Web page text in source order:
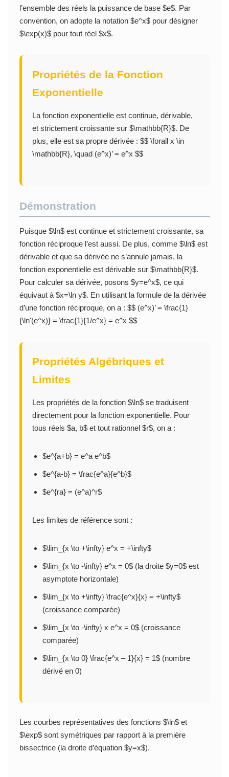
l’ensemble des réels la puissance de base $e$. Par
convention, on adopte la notation $e^x$ pour désigner
$\exp(x)$ pour tout réel $x$.
Propriétés de la Fonction
Exponentielle
La fonction exponentielle est continue, dérivable,
et strictement croissante sur $\mathbb{R}$. De
plus, elle est sa propre dérivée : $$ \forall x \in
\mathbb{R}, \quad (e^x)’ = e^x $$
Démonstration
Puisque $\ln$ est continue et strictement croissante, sa
fonction réciproque l’est aussi. De plus, comme $\ln$ est
dérivable et que sa dérivée ne s’annule jamais, la
fonction exponentielle est dérivable sur $\mathbb{R}$.
Pour calculer sa dérivée, posons $y=e^x$, ce qui
équivaut à $x=\ln y$. En utilisant la formule de la dérivée
d’une fonction réciproque, on a : $$ (e^x)’ = \frac{1}
{\ln'(e^x)} = \frac{1}{1/e^x} = e^x $$
Propriétés Algébriques et
Limites
Les propriétés de la fonction $\ln$ se traduisent
directement pour la fonction exponentielle. Pour
tous réels $a, b$ et tout rationnel $r$, on a :
$e^{a+b} = e^a e^b$
$e^{a-b} = \frac{e^a}{e^b}$
$e^{ra} = (e^a)^r$
Les limites de référence sont :
$\lim_{x \to +\infty} e^x = +\infty$
$\lim_{x \to -\infty} e^x = 0$ (la droite $y=0$ est
asymptote horizontale)
$\lim_{x \to +\infty} \frac{e^x}{x} = +\infty$
(croissance comparée)
$\lim_{x \to -\infty} x e^x = 0$ (croissance
comparée)
$\lim_{x \to 0} \frac{e^x – 1}{x} = 1$ (nombre
dérivé en 0)
Les courbes représentatives des fonctions $\ln$ et
$\exp$ sont symétriques par rapport à la première
bissectrice (la droite d’équation $y=x$).